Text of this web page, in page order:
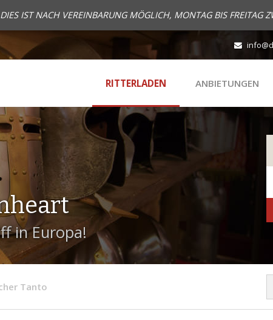
IST NACH VEREINBARUNG MÖGLICH, MONTAG BIS FREITAG
RITTERLADEN ANBIETUNGEN
in Europa!
Tanto